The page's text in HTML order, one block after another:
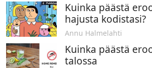
Kuinka päästä
hajusta kodistasi?
Annu Halmelahti
Kuinka päästä
talossa